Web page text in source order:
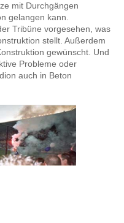
mit Durchgängen
gelangen kann.
Tribüne vorgesehen, was
stellt. Außerdem
gewünscht. Und
Probleme oder
auch in Beton